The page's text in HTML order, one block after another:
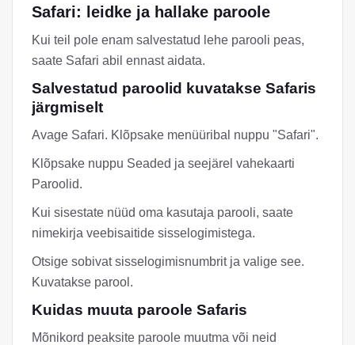
Safari: leidke ja hallake paroole
Kui teil pole enam salvestatud lehe parooli peas,
saate Safari abil ennast aidata.
Salvestatud paroolid kuvatakse Safaris
järgmiselt
Avage Safari. Klõpsake menüüribal nuppu "Safari".
Klõpsake nuppu Seaded ja seejärel vahekaarti
Paroolid.
Kui sisestate nüüd oma kasutaja parooli, saate
nimekirja veebisaitide sisselogimistega.
Otsige sobivat sisselogimisnumbrit ja valige see.
Kuvatakse parool.
Kuidas muuta paroole Safaris
Mõnikord peaksite paroole muutma või neid